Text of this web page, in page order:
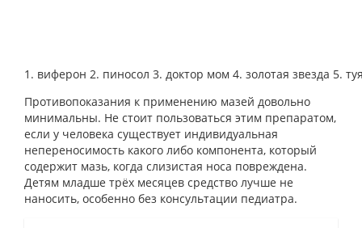
1. виферон 2. пиносол 3. доктор мом 4. золотая звезда 5.
Противопоказания к применению мазей довольно
минимальны. Не стоит пользоваться этим препаратом,
если у человека существует индивидуальная
непереносимость какого либо компонента, который
содержит мазь, когда слизистая носа повреждена.
Детям младше трёх месяцев средство лучше не
наносить, особенно без консультации педиатра.